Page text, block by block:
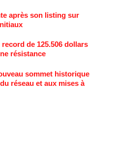
après son listing sur
de 125.506 dollars
résistance
sommet historique
réseau et aux mises à